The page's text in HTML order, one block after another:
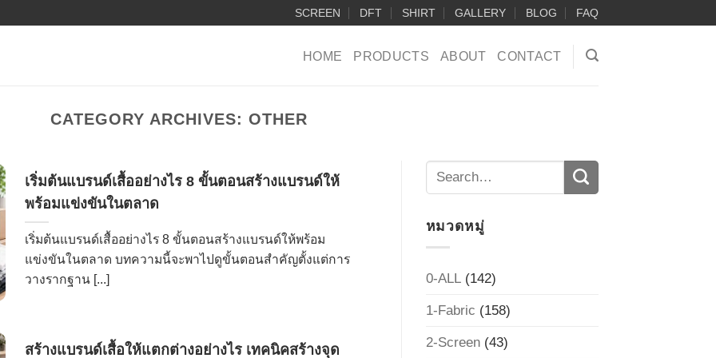
SCREEN DFT SHIRT GALLERY BLOG FAQ
HOME PRODUCTS ABOUT CONTACT
CATEGORY ARCHIVES:OTHER
เริ่มต้นแบรนด์เสื้ออย่างไร 8 ขั้นตอนสร้างแบรนด์ให้
พร้อมแข่งขันในตลาด
เริ่มต้นแบรนด์เสื้ออย่างไร 8 ขั้นตอนสร้างแบรนด์ให้พร้อม
แข่งขันในตลาด บทความนี้จะพาไปดูขั้นตอนสำคัญตั้งแต่การ
วางรากฐาน [...]
สร้างแบรนด์เสื้อให้แตกต่างอย่างไร เทคนิคสร้างจุด
หมวดหมู่
0-ALL(142)
1-Fabric (158)
2-Screen(43)